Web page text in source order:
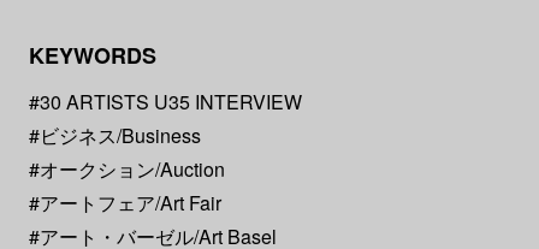
KEYWORDS
#30 ARTISTS U35 INTERVIEW
#ビジネス/Business
#オークション/Auction
#アートフェア/Art Fair
#アート・バーゼル/Art Basel